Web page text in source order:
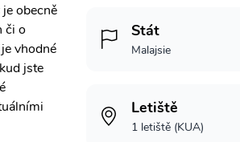
obecně
či o
vhodné
jste
Stát
Malajsie
Letiště
1 letiště (KUA)